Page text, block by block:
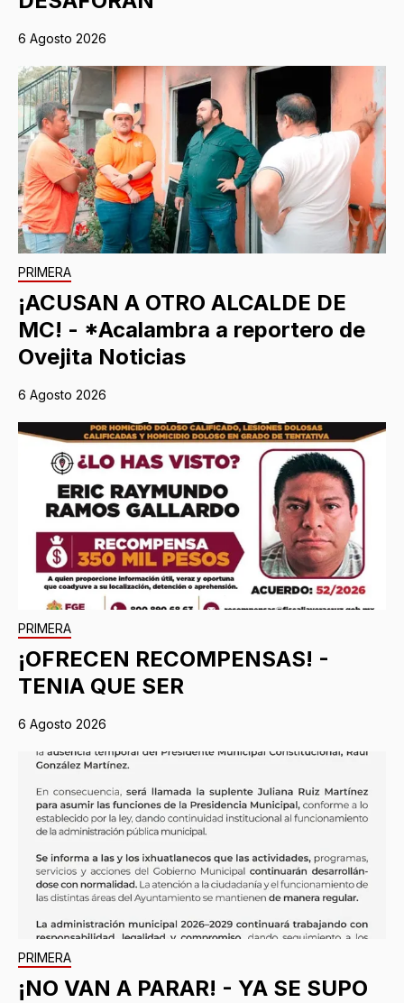
6 Agosto 2026
PRIMERA
¡ACUSAN A OTRO ALCALDE DE
MC! - *Acalambra a reportero de
Ovejita Noticias
6 Agosto 2026
PRIMERA
¡OFRECEN RECOMPENSAS! -
TENIA QUE SER
6 Agosto 2026
PRIMERA
¡NO VAN A PARAR! - YA SE SUPO